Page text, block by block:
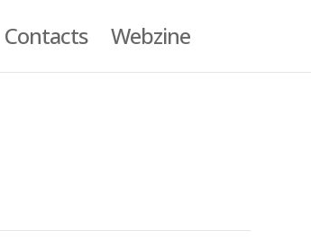
Contacts Webzine